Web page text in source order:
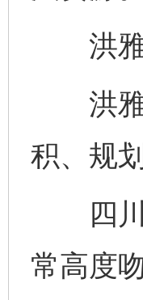
洪雅
洪雅
积、规
四川
常高度